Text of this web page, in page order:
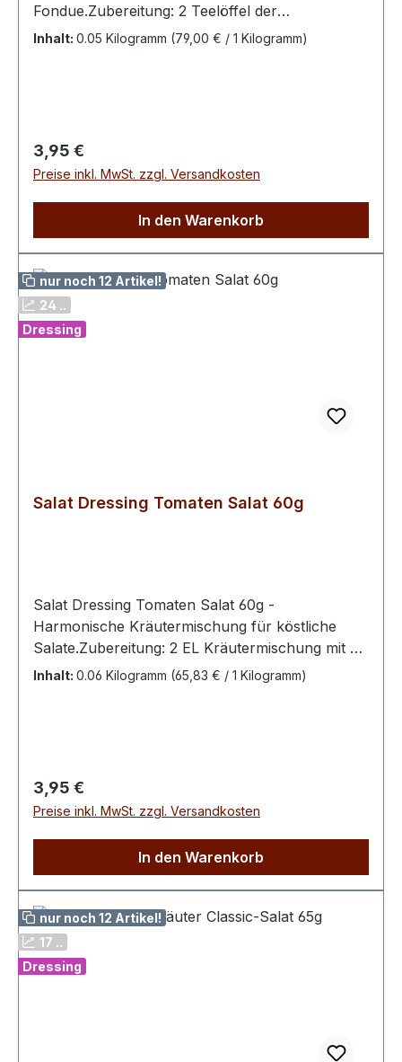
Fondue.Zubereitung: 2 Teelöffel der
Gewürzzubereitung mit 250 g Quark, Joghurt
Inhalt: 0.05 Kilogramm (79,00 € / 1 Kilogramm)
Regulärer Preis:
3,95 €
Preise inkl. MwSt. zzgl. Versandkosten
In den Warenkorb
nur noch 12 Artikel!
24 ..
Dressing
Salat Dressing Tomaten Salat 60g
Salat Dressing Tomaten Salat 60g -
Harmonische Kräutermischung für köstliche
Salate.Zubereitung: 2 EL Kräutermischung mit 3
EL Öl und 2 EL Aceto Balsamico verrühren,
Inhalt: 0.06 Kilogramm (65,83 € / 1 Kilogramm)
Regulärer Preis:
3,95 €
Preise inkl. MwSt. zzgl. Versandkosten
In den Warenkorb
nur noch 12 Artikel!
17 ..
Dressing